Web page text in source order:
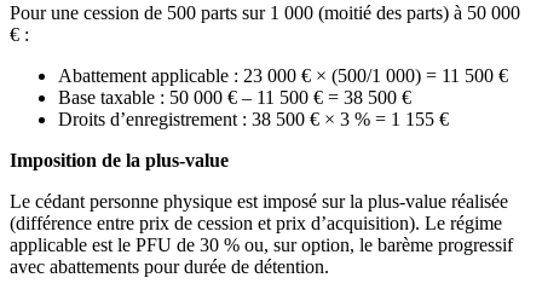
Pour une cession de 500 parts sur 1 000 (moitié des parts) à 50 000
€ :
Abattement applicable : 23 000 € × (500/1 000) = 11 500 €
Base taxable : 50 000 € – 11 500 € = 38 500 €
Droits d’enregistrement : 38 500 € × 3 % = 1 155 €
Imposition de la plus-value
Le cédant personne physique est imposé sur la plus-value réalisée
(différence entre prix de cession et prix d’acquisition). Le régime
applicable est le PFU de 30 % ou, sur option, le barème progressif
avec abattements pour durée de détention.